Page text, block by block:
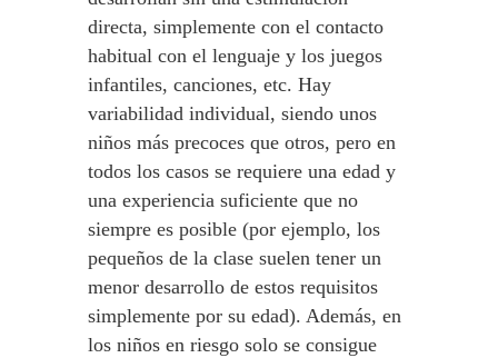
directa, simplemente con el contacto
habitual con el lenguaje y los juegos
infantiles, canciones, etc. Hay
variabilidad individual, siendo unos
niños más precoces que otros, pero en
todos los casos se requiere una edad y
una experiencia suficiente que no
siempre es posible (por ejemplo, los
pequeños de la clase suelen tener un
menor desarrollo de estos requisitos
simplemente por su edad). Además, en
los niños en riesgo solo se consigue